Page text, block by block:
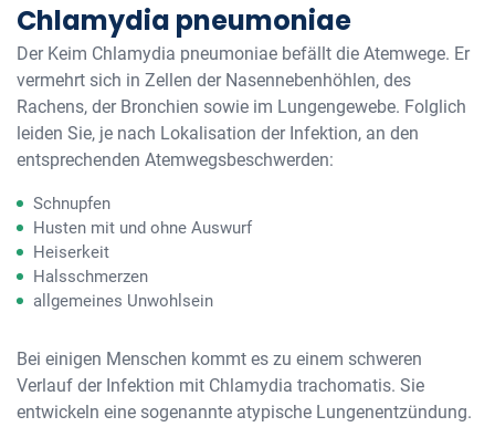
Chlamydia pneumoniae
Der Keim Chlamydia pneumoniae befällt die Atemwege. Er
vermehrt sich in Zellen der Nasennebenhöhlen, des
Rachens, der Bronchien sowie im Lungengewebe. Folglich
leiden Sie, je nach Lokalisation der Infektion, an den
entsprechenden Atemwegsbeschwerden:
Schnupfen
Husten mit und ohne Auswurf
Heiserkeit
Halsschmerzen
allgemeines Unwohlsein
Bei einigen Menschen kommt es zu einem schweren
Verlauf der Infektion mit Chlamydia trachomatis. Sie
entwickeln eine sogenannte atypische Lungenentzündung.